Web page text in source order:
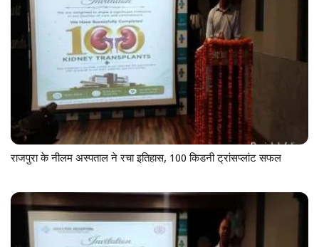
राजपुरा के नीलम अस्पताल ने रचा इतिहास, 100 किडनी ट्रांसप्लांट सफल